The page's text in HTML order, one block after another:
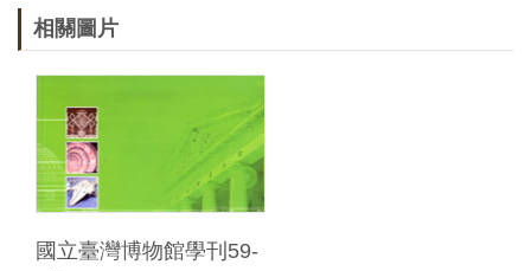
相關圖片
國立臺灣博物館學刊59-